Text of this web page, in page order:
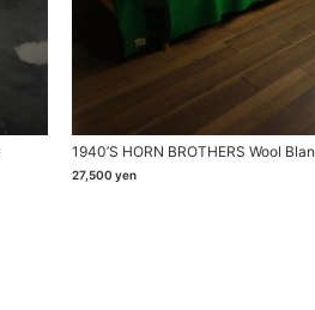
1940’s HORN BROTHERS Wool
27,500 yen